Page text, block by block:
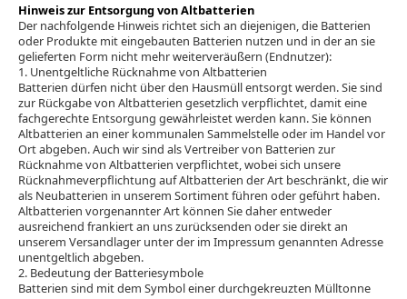
Hinweis zur Entsorgung von Altbatterien
Der nachfolgende Hinweis richtet sich an diejenigen, die Batterien
oder Produkte mit eingebauten Batterien nutzen und in der an sie
gelieferten Form nicht mehr weiterveräußern (Endnutzer):
1. Unentgeltliche Rücknahme von Altbatterien
Batterien dürfen nicht über den Hausmüll entsorgt werden. Sie sind
zur Rückgabe von Altbatterien gesetzlich verpflichtet, damit eine
fachgerechte Entsorgung gewährleistet werden kann. Sie können
Altbatterien an einer kommunalen Sammelstelle oder im Handel vor
Ort abgeben. Auch wir sind als Vertreiber von Batterien zur
Rücknahme von Altbatterien verpflichtet, wobei sich unsere
Rücknahmeverpflichtung auf Altbatterien der Art beschränkt, die wir
als Neubatterien in unserem Sortiment führen oder geführt haben.
Altbatterien vorgenannter Art können Sie daher entweder
ausreichend frankiert an uns zurücksenden oder sie direkt an
unserem Versandlager unter der im Impressum genannten Adresse
unentgeltlich abgeben.
2. Bedeutung der Batteriesymbole
Batterien sind mit dem Symbol einer durchgekreuzten Mülltonne